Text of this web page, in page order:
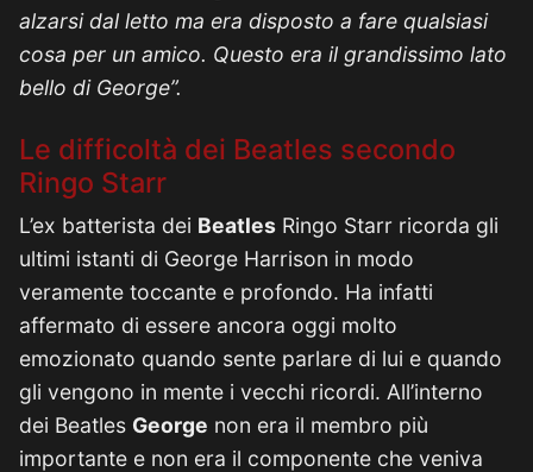
alzarsi dal letto ma era disposto a fare qualsiasi
cosa per un amico. Questo era il grandissimo lato
bello di George”.
Le difficoltà dei Beatles secondo
Ringo Starr
L’ex batterista dei Beatles Ringo Starr ricorda gli
ultimi istanti di George Harrison in modo
veramente toccante e profondo. Ha infatti
affermato di essere ancora oggi molto
emozionato quando sente parlare di lui e quando
gli vengono in mente i vecchi ricordi. All’interno
dei Beatles George non era il membro più
importante e non era il componente che veniva